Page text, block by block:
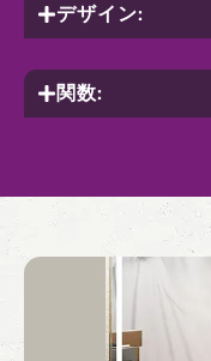
デザイン:
関数: